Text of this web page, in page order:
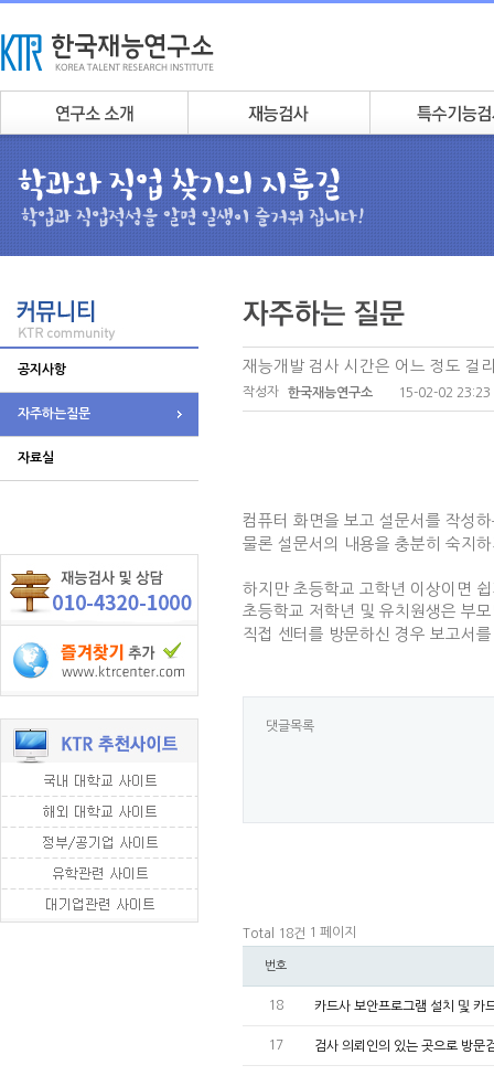
공지사항
자주하는질문
자료실
재능개발 검사 시간은 어느 정도 걸
작성자 한국재능연구소 15-02-02 23:23
컴퓨터 화면을 보고 설문서를 작성
물론 설문서의 내용을 충분히 숙지
하지만 초등학교 고학년 이상이면
초등학교 저학년 및 유치원생은 부
직접 센터를 방문하신 경우 보고서
댓글목록
Total 18건 1 페이지
번호
18 카드사 보안프로그램 설치 및 카
17 검사 의뢰인의 있는 곳으로 방문